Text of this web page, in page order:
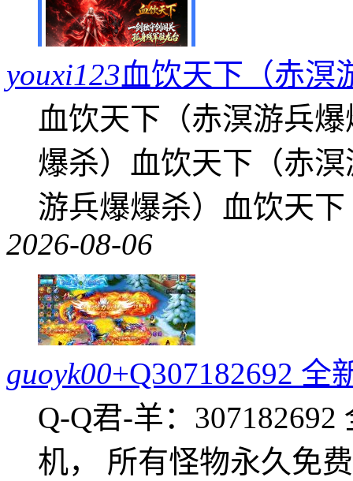
youxi123血饮天下（赤溟
血饮天下（赤溟游兵
爆杀）血饮天下（赤
游兵爆爆杀）血饮天
2026-08-06
guoyk00+Q307182692
Q-Q君-羊：
机， 所有怪物永久免